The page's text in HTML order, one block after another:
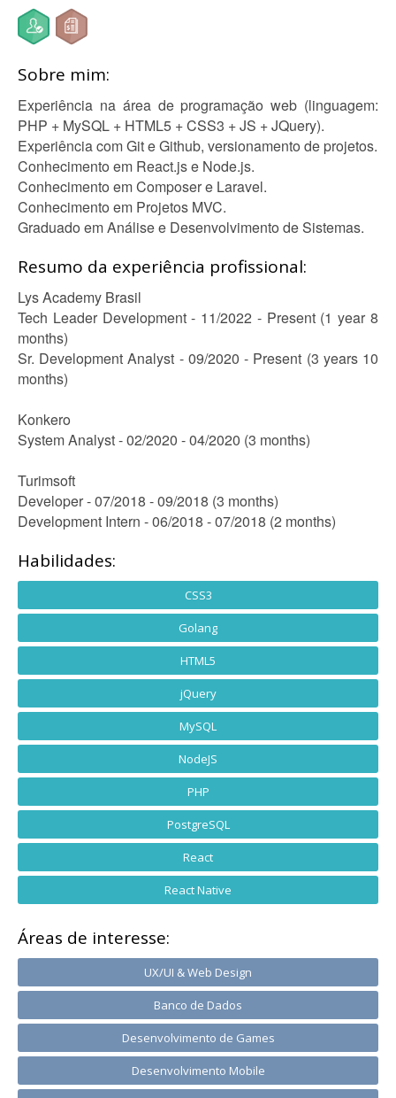
Sobre mim:
Experiência na área de programação web (linguagem:
PHP + MySQL + HTML5 + CSS3 + JS + JQuery).
Experiência com Git e Github, versionamento de projetos.
Conhecimento em React.js e Node.js.
Conhecimento em Composer e Laravel.
Conhecimento em Projetos MVC.
Graduado em Análise e Desenvolvimento de Sistemas.
Resumo da experiência profissional:
Lys Academy Brasil
Tech Leader Development - 11/2022 - Present (1 year 8
months)
Sr. Development Analyst - 09/2020 - Present (3 years 10
months)
Konkero
System Analyst - 02/2020 - 04/2020 (3 months)
Turimsoft
Developer - 07/2018 - 09/2018 (3 months)
Development Intern - 06/2018 - 07/2018 (2 months)
Habilidades:
CSS3
Golang
HTML5
jQuery
MySQL
NodeJS
PHP
PostgreSQL
React
React Native
Áreas de interesse:
UX/UI & Web Design
Banco de Dados
Desenvolvimento de Games
Desenvolvimento Mobile